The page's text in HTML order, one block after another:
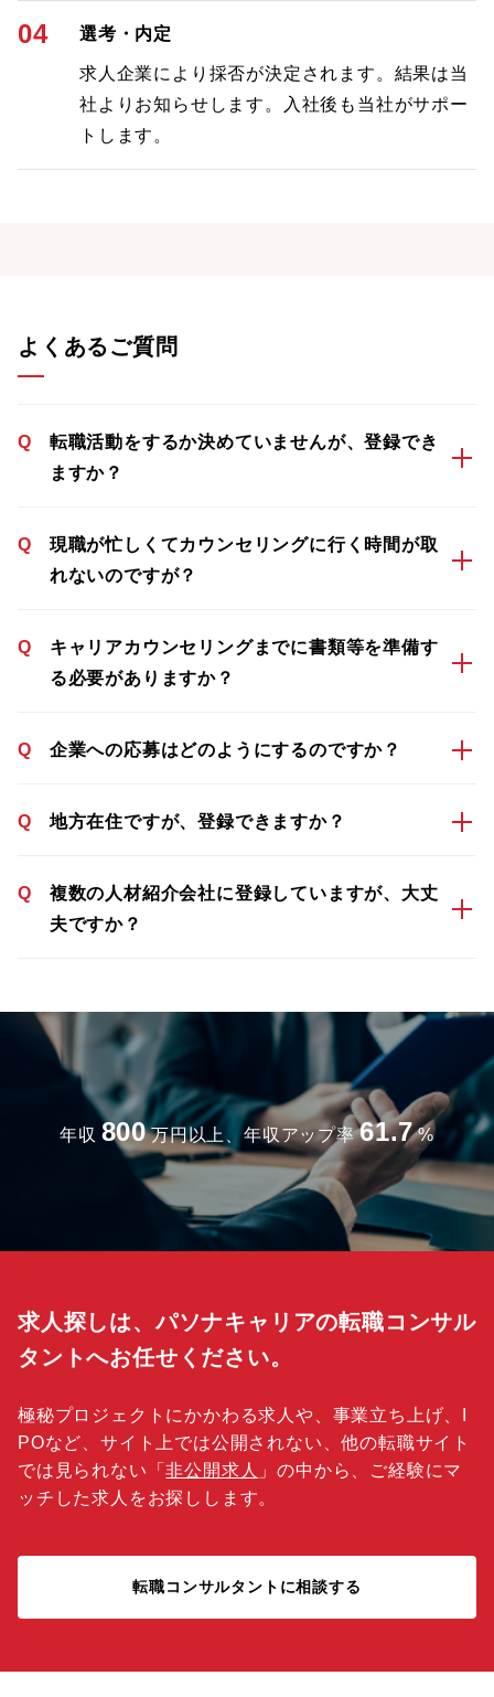
04 選考・内定
求人企業により採否が決定されます。結果は当
社よりお知らせします。入社後も当社がサポー
トします。
よくあるご質問
Q
転職活動をするか決めていませんが、登録でき
ますか？
Q
現職が忙しくてカウンセリングに行く時間が取
れないのですが？
Q
キャリアカウンセリングまでに書類等を準備す
る必要がありますか？
Q 企業への応募はどのようにするのですか？
Q 地方在住ですが、登録できますか？
Q
複数の人材紹介会社に登録していますが、大丈
夫ですか？
年収 800 万円以上、年収アップ率 61.7 %
求人探しは、パソナキャリアの転職コンサル
タントへお任せください。
極秘プロジェクトにかかわる求人や、事業立ち上げ、I
POなど、サイト上では公開されない、他の転職サイト
では見られない「非公開求人 」の中から、ご経験にマ
ッチした求人をお探しします。
転職コンサルタントに相談する